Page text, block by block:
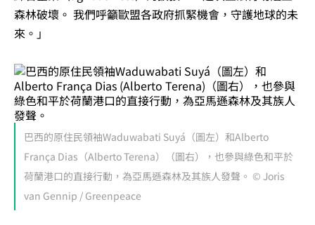
森林破壞。 我們呼籲歐盟各政府抓緊機會，守護地球的未
來。」
巴西的原住民領袖Waduwabati Suyá（圖左）和Alberto
França Dias（Alberto Terena）（圖右），也參與綠色和平於
荷蘭港口的直接行動，為亞馬遜森林及其族人發聲。 © Joris
van Gennip / Greenpeace